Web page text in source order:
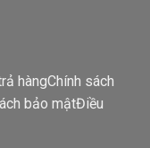
hàngChính sách
bảo mậtĐiều